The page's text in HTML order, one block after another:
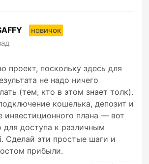
новичок
проект, поскольку здесь для
не надо ничего
(тем, кто в этом знает толк).
кошелька, депозит и
инвестиционного плана — вот
для доступа к различным
Сделай эти простые шаги и
прибыли.